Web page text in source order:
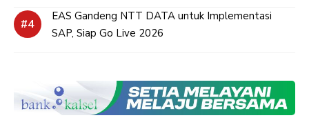
EAS Gandeng NTT DATA untuk Implementasi
SAP, Siap Go Live 2026